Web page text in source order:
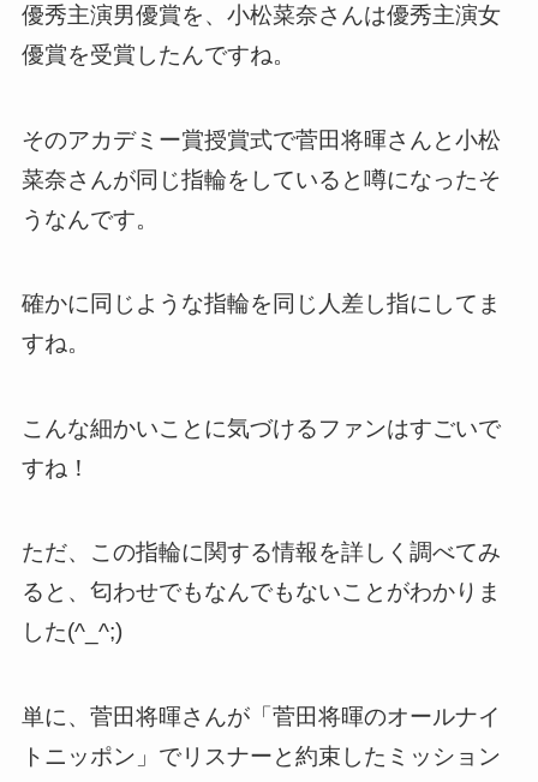
優秀主演男優賞を、小松菜奈さんは優秀主演女
優賞を受賞したんですね。
そのアカデミー賞授賞式で菅田将暉さんと小松
菜奈さんが同じ指輪をしていると噂になったそ
うなんです。
確かに同じような指輪を同じ人差し指にしてま
すね。
こんな細かいことに気づけるファンはすごいで
すね！
ただ、この指輪に関する情報を詳しく調べてみ
ると、匂わせでもなんでもないことがわかりま
した(^_^;)
単に、菅田将暉さんが「菅田将暉のオールナイ
トニッポン」でリスナーと約束したミッション